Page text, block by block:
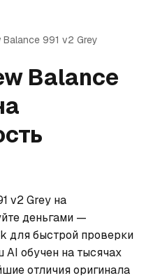
Balance 991 v2 Grey
Balance
v2 Grey на
деньгами —
для быстрой проверки
обучен на тысячах
отличия оригинала